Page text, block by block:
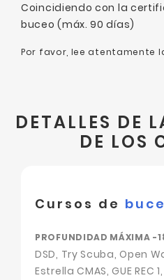
Coincidiendo con la
buceo (máx. 90 días)
Por favor, lee atentamente
DETALLES DE
DE LOS
Cursos de
PROFUNDIDAD MÁXIMA -
DSD, Try Scuba, Open
Estrella CMAS, GUE REC